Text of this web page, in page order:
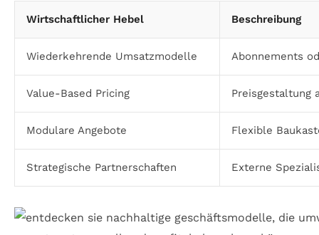
Wirtschaftlicher Hebel Beschreibung
Wiederkehrende Umsatzmodelle Abonnements
Value-Based Pricing Preisgestaltung
Modulare Angebote Flexible
Strategische Partnerschaften Externe